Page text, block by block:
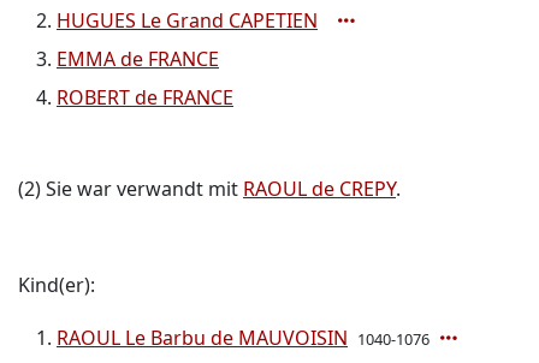
HUGUES Le Grand CAPETIEN
EMMA de FRANCE
ROBERT de FRANCE
(2) Sie war verwandt mit RAOUL de CREPY.
Kind(er):
RAOUL Le Barbu de MAUVOISIN 1040-1076